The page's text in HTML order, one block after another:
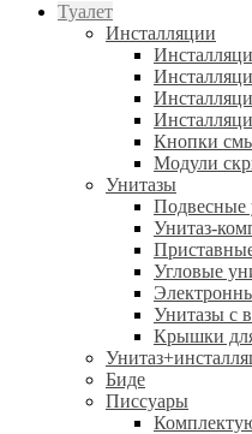
Туалет
Инсталляции
Кнопки
Модули
Унитазы
Подвесные
Унитаз-
Угловые
Унитазы с
Крышки
Биде
Писсуары